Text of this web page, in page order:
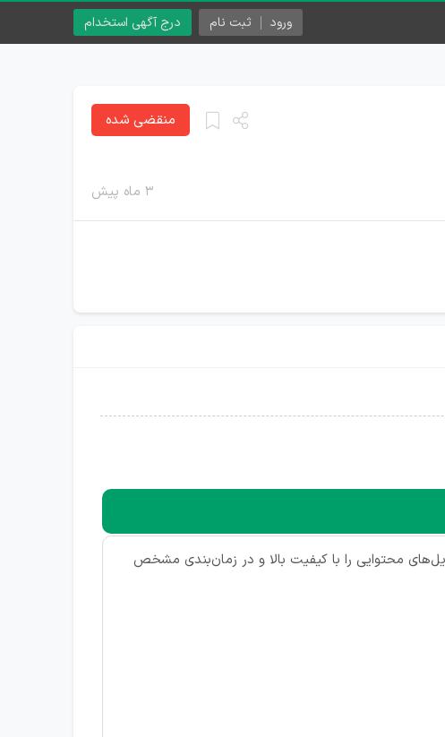
درج آگهی استخدام ورود ثبت نام
۳ ماه پیش
منقضی شده
محتوایی را با کیفیت بالا و در زمان‌بندی مشخص